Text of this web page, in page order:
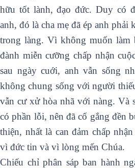
hữu tốt lành, đạo đức. Duy có
anh, đó là cha mẹ đã ép anh
trong làng. Vì không muốn làm
đành miễn cưỡng chấp nhận
sau ngày cuới, anh vẫn sống
không chung sống với người
vẫn cư xử hòa nhã với nàng. Và
có phần lỗi, nên đã cố gắng đền
thiện, nhất là can đảm chấp
vì đức tin và vì lòng mến Chúa.
Chiếu chỉ phân sáp ban hành